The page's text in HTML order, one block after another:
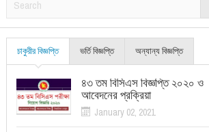
চাকুরীর বিজ্ঞপ্তি ভর্তি বিজ্ঞপ্তি অন্যান্য বিজ্ঞপ্তি
৪৩ তম বিসিএস বিজ্ঞপ্তি ২০২০ ও
আবেদনের প্রক্রিয়া
January 02, 2021